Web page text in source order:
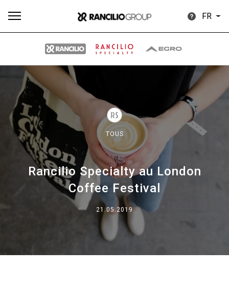
FR
TOUS
Rancilio Specialty au London
Coffee Festival
21.05.2019
Toutes Télécharger
Our brands
News